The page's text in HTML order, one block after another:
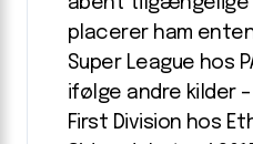
placerer ham
Super League hos
ifølge andre kilder
First Division hos